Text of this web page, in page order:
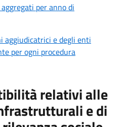
per anno di
e degli enti
per ogni procedura
relativi alle
e di